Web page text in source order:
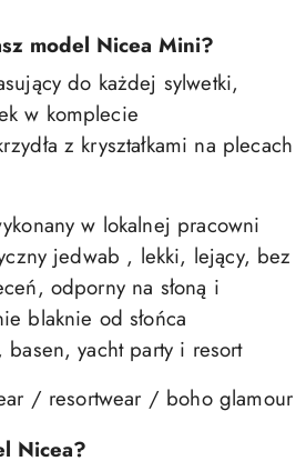
model Nicea Mini?
do każdej sylwetki,
w komplecie
z kryształkami na plecach
w lokalnej pracowni
jedwab , lekki, lejący, bez
odporny na słoną i
blaknie od słońca
yacht party i resort
/ resortwear / boho glamour
Nicea?